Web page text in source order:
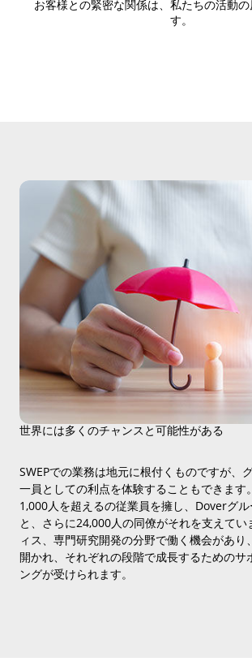
お客様との緊密な関係は、私たちの活動
す。
世界には多くのチャンスと可能性がある
SWEPでの業務は地元に根付くものですが、
一員としての利点を体験することもできます
1,000人を超えるの従業員を擁し、Doverグ
と、さらに24,000人の同僚がそれを支えてい
ィス、専門研究開発の分野で働く機会があり
開かれ、それぞれの段階で成長するためのサ
ングが受けられます。